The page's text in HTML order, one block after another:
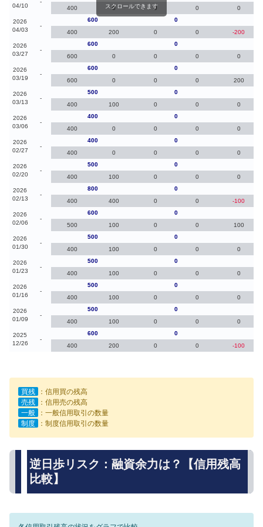
04/10
-
400
0 0 0 0
2026
04/03
-
600 0
400
200 0 0 -200
2026
03/27
-
600 0
600
0 0 0 0
2026
03/19
-
600 0
600
0 0 0 200
2026
03/13
-
500 0
400
100 0 0 0
2026
03/06
-
400 0
400
0 0 0 0
2026
02/27
-
400 0
400
0 0 0 0
2026
02/20
-
500 0
400
100 0 0 0
2026
02/13
-
800 0
400
400 0 0 -100
2026
02/06
-
600 0
500
100 0 0 100
2026
01/30
-
500 0
400
100 0 0 0
2026
01/23
-
500 0
400
100 0 0 0
2026
01/16
-
500 0
400
100 0 0 0
2026
01/09
-
500 0
400
100 0 0 0
2025
12/26
-
600 0
400
200 0 0 -100
スクロールできます
買残
：信用買の残高
売残
：信用売の残高
一般
：一般信用取引の数量
制度
：制度信用取引の数量
逆日歩リスク：融資余力は？【信用残高
比較】